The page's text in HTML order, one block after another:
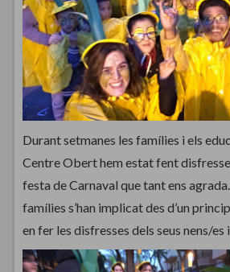
Durant setmanes les famílies i els
Centre Obert hem estat fent
festa de Carnaval que tant ens
famílies s’han implicat des d’un
en fer les disfresses dels seus nens/